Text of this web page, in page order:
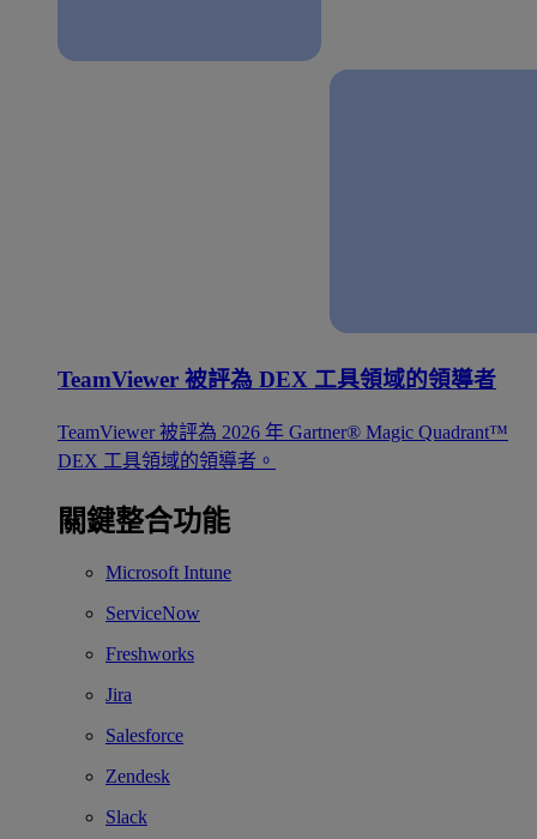
TeamViewer 被評為 DEX 工具領域的領導者
TeamViewer 被評為 2026 年 Gartner® Magic Quadrant™
DEX 工具領域的領導者。
關鍵整合功能
Microsoft Intune
ServiceNow
Freshworks
Jira
Salesforce
Zendesk
Slack